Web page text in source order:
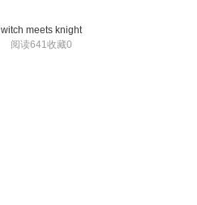
witch meets knight
阅读641 收藏0